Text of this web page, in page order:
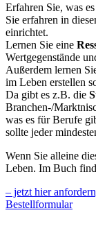
Erfahren Sie, was
Sie erfahren in
einrichtet.
Lernen Sie eine
Wertgegenstände
Außerdem lernen
im Leben erstellen
Da gibt es z.B. die
Branchen-/
was es für Berufe
sollte jeder
Wenn Sie alleine
Leben. Im Buch
– jetzt hier
Bestellformular